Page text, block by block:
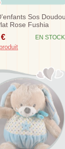
Sos Doudou
Rose Fushia
EN STOCK